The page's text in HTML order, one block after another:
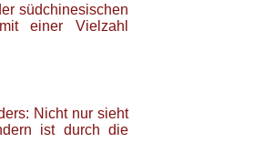
südchinesischen
einer Vielzahl
Nicht nur sieht
ist durch die